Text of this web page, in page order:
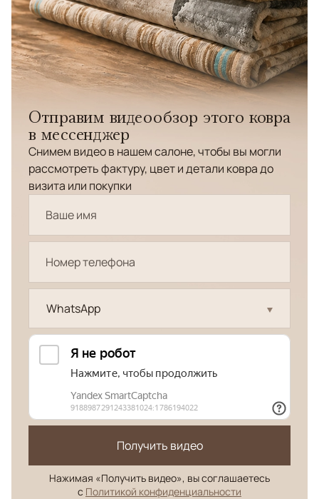
Отправим видеообзор этого ковра
в мессенджер
Снимем видео в нашем салоне, чтобы вы могли
рассмотреть фактуру, цвет и детали ковра до
визита или покупки
WhatsApp
Получить видео
Нажимая «Получить видео», вы соглашаетесь
с Политикой конфиденциальности